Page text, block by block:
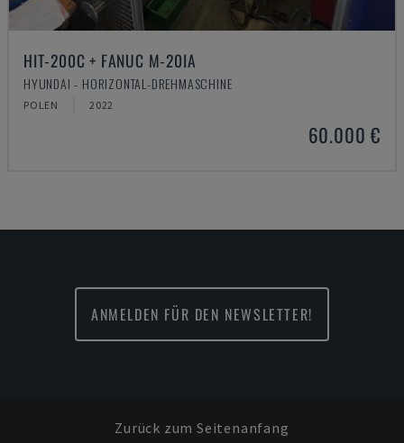
HIT-200C + FANUC M-20IA
HYUNDAI - HORIZONTAL-DREHMASCHINE
POLEN 2022
60.000 €
ANMELDEN FÜR DEN NEWSLETTER!
Zurück zum Seitenanfang